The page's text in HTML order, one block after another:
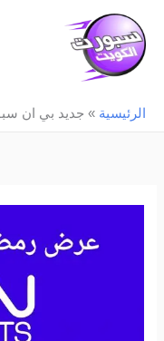
إلى
المحتوى
الرئيسية » جديد بي ان